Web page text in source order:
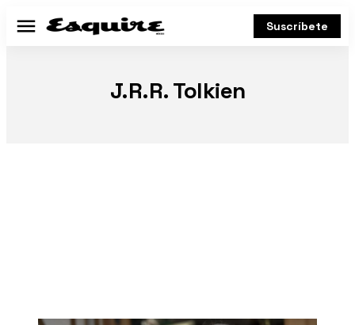
Menú Suscríbete
J.R.R. Tolkien